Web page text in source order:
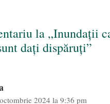
la „Inundații
dați dispăruți”
2024 la 9:36 pm